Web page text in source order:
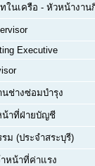
ในเครือ - หัวหน้างาน
Executive
ช่างซ่อมบำรุง
น้าที่ฝ่ายบัญชี
ม (ประจำสระบุรี)
าหน้าที่ค่าแรง